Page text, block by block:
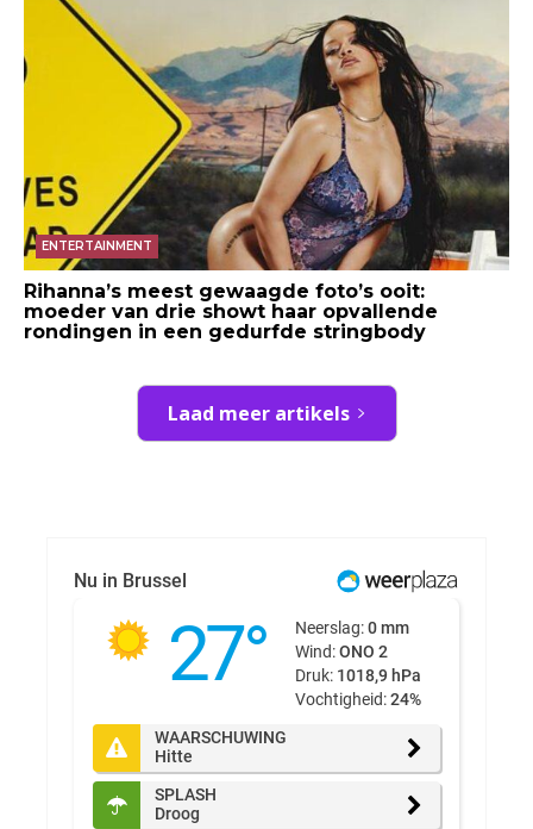
ENTERTAINMENT
Rihanna’s meest gewaagde foto’s ooit:
moeder van drie showt haar opvallende
rondingen in een gedurfde stringbody
Laad meer artikels